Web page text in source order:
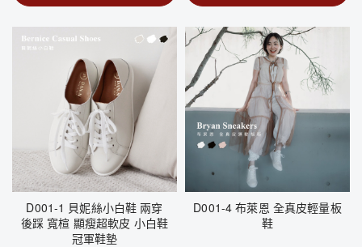
D001-1 貝妮絲小白鞋 兩穿
後踩 寬楦 顯瘦超軟皮 小白鞋
冠軍鞋墊
D001-4 布萊恩 全真皮輕量板
鞋